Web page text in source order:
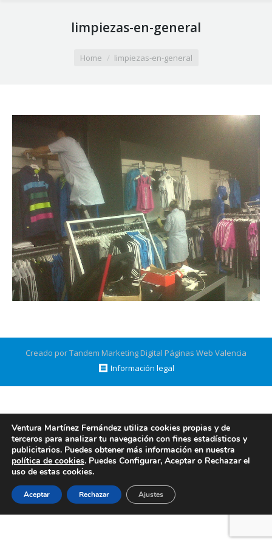
limpiezas-en-general
Home limpiezas-en-general
Creado por Tandem Marketing Digital Páginas Web Valencia
Información legal
Ventura Martínez Fernández utiliza cookies propias y de
terceros para analizar tu navegación con fines estadísticos y
publicitarios. Puedes obtener más información en nuestra
política de cookies. Puedes Configurar, Aceptar o Rechazar el
uso de estas cookies.
Aceptar Rechazar Ajustes